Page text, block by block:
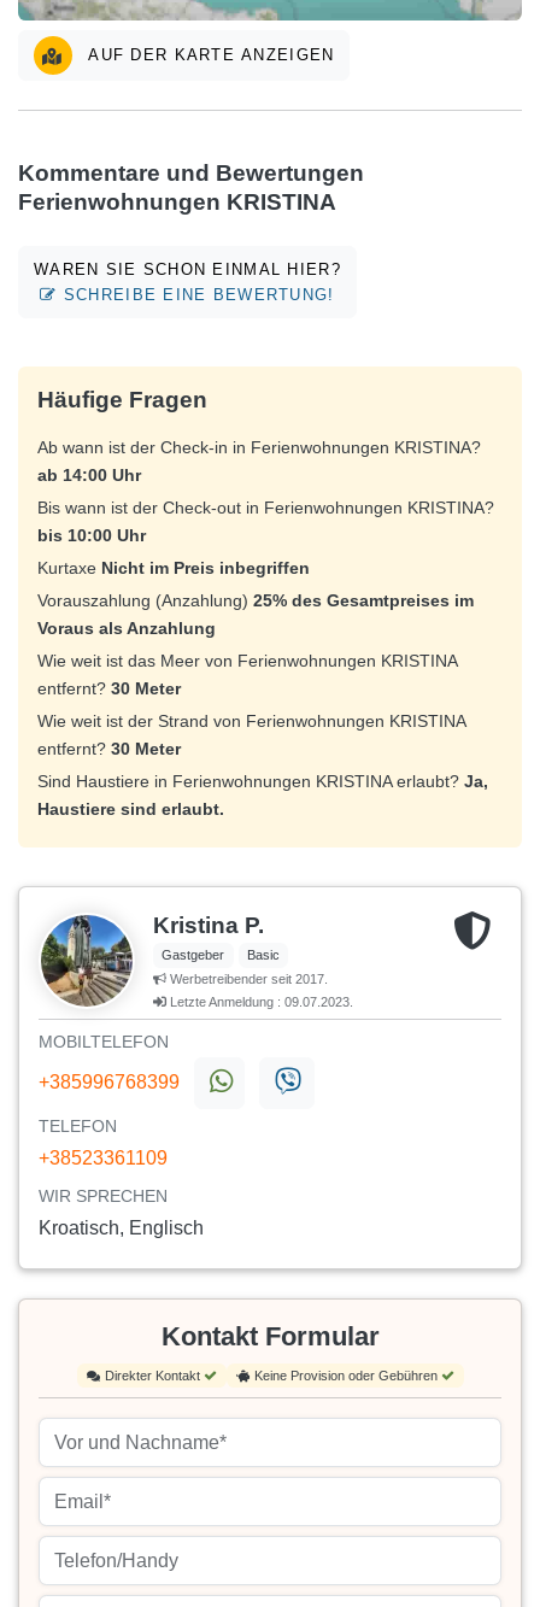
AUF DER KARTE ANZEIGEN
Kommentare und Bewertungen
Ferienwohnungen KRISTINA
WAREN SIE SCHON EINMAL HIER?
SCHREIBE EINE BEWERTUNG!
Häufige Fragen
Ab wann ist der Check-in in Ferienwohnungen KRISTINA?
ab 14:00 Uhr
Bis wann ist der Check-out in Ferienwohnungen KRISTINA?
bis 10:00 Uhr
Kurtaxe Nicht im Preis inbegriffen
Vorauszahlung (Anzahlung) 25% des Gesamtpreises im
Voraus als Anzahlung
Wie weit ist das Meer von Ferienwohnungen KRISTINA
entfernt? 30 Meter
Wie weit ist der Strand von Ferienwohnungen KRISTINA
entfernt? 30 Meter
Sind Haustiere in Ferienwohnungen KRISTINA erlaubt? Ja,
Haustiere sind erlaubt.
Kristina P.
Gastgeber
Basic
Werbetreibender seit 2017.
Letzte Anmeldung : 09.07.2023.
MOBILTELEFON
+385996768399
TELEFON
+38523361109
WIR SPRECHEN
Kroatisch, Englisch
Kontakt Formular
Direkter Kontakt Keine Provision oder Gebühren